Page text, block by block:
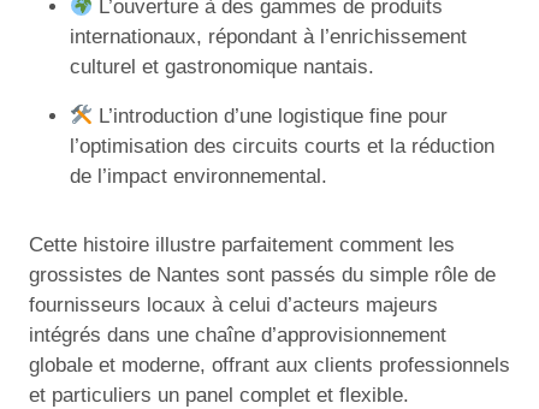
L’ouverture à des gammes de produits
internationaux, répondant à l’enrichissement
culturel et gastronomique nantais.
L’introduction d’une logistique fine pour
l’optimisation des circuits courts et la réduction
de l’impact environnemental.
Cette histoire illustre parfaitement comment les
grossistes de Nantes sont passés du simple rôle de
fournisseurs locaux à celui d’acteurs majeurs
intégrés dans une chaîne d’approvisionnement
globale et moderne, offrant aux clients professionnels
et particuliers un panel complet et flexible.